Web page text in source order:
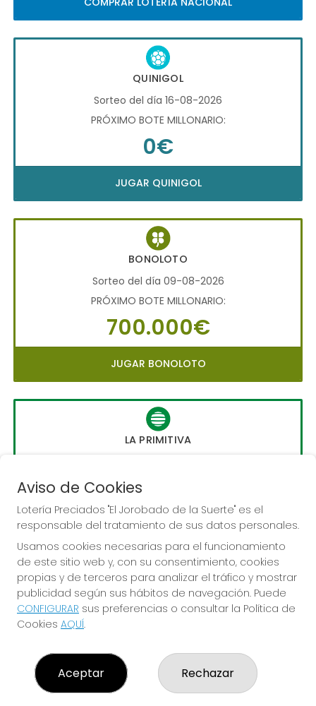
QUINIGOL
Sorteo del día 16-08-2026
PRÓXIMO BOTE MILLONARIO:
0€
JUGAR QUINIGOL
BONOLOTO
Sorteo del día 09-08-2026
PRÓXIMO BOTE MILLONARIO:
700.000€
JUGAR BONOLOTO
LA PRIMITIVA
PRÓXIMO BOTE MILLONARIO:
56.000.000€
JUGAR LA PRIMITIVA
¿Quiénes somos?
Comprar lotería
Resultados
Aviso de Cookies
Lotería Preciados "El Jorobado de la Suerte" es el
responsable del tratamiento de sus datos personales.
Usamos cookies necesarias para el funcionamiento
de este sitio web y, con su consentimiento, cookies
propias y de terceros para analizar el tráfico y mostrar
publicidad según sus hábitos de navegación. Puede
CONFIGURAR sus preferencias o consultar la Política de
Cookies AQUÍ.
Aceptar Rechazar